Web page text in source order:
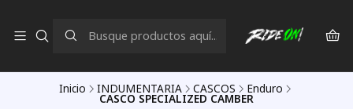
Inicio INDUMENTARIA CASCOS Enduro
CASCO SPECIALIZED CAMBER